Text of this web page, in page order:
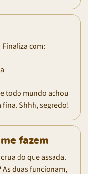
com:
todo mundo achou
Shhh, segredo!
fazem
do que assada.
As duas funcionam,